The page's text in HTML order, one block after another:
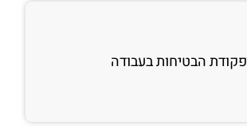
פקודת הבטיחות בעבודה